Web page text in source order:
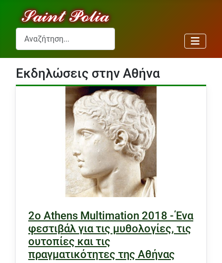
Αναζήτηση...
Εκδηλώσεις στην Αθήνα
2o Athens Multimation 2018 - Ένα
φεστιβάλ για τις μυθολογίες, τις
ουτοπίες και τις
πραγματικότητες της Αθήνας